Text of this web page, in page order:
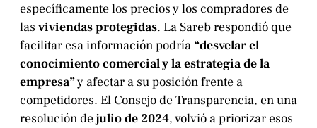
específicamente los precios y los compradores de
las viviendas protegidas. La Sareb respondió que
facilitar esa información podría “desvelar el
conocimiento comercial y la estrategia de la
empresa”y afectar a su posición frente a
competidores. El Consejo de Transparencia, en una
resolución dejulio de 2024, volvió a priorizar esos